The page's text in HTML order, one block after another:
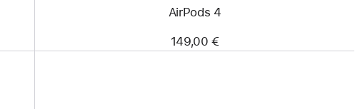
AirPods 4
149,00 €